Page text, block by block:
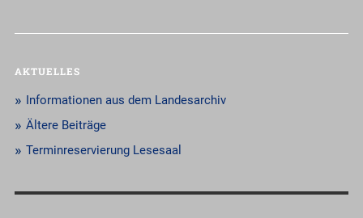
AKTUELLES
Informationen aus dem Landesarchiv
Ältere Beiträge
Terminreservierung Lesesaal